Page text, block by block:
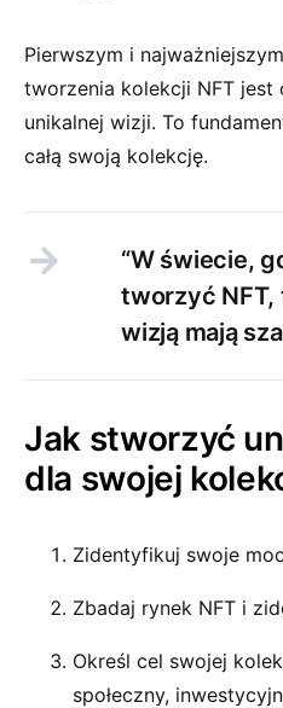
Pierwszym i
tworzenia kolekcji NFT jest
unikalnej wizji. To
całą swoją kolekcję.
“W świecie,
tworzyć
wizją mają
Jak stworzyć
dla swojej
Zidentyfikuj swoje
Zbadaj rynek NFT i
Określ cel swojej
społeczny,